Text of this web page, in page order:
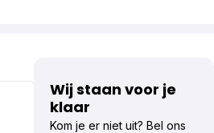
Wij staan voor je
klaar
Kom je er niet uit? Bel ons